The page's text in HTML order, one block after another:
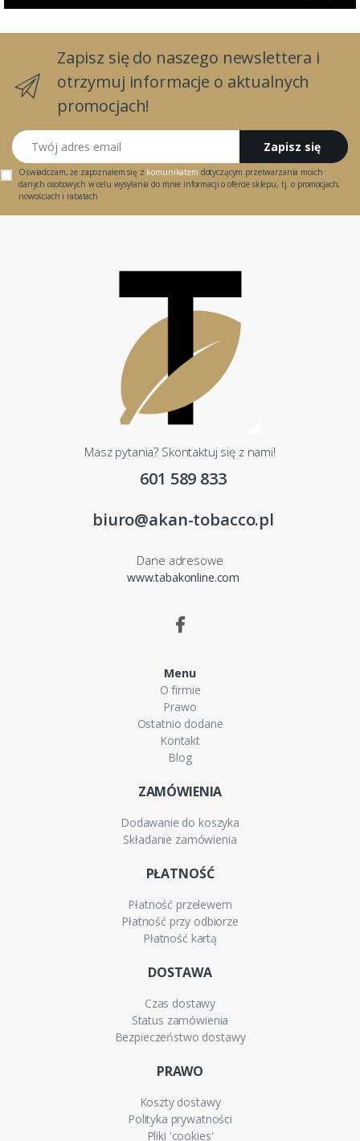
Zapisz się do naszego newslettera i
otrzymuj informacje o aktualnych
promocjach!
Twój adres email
Zapisz się
Oświadczam, że zapoznałem się z komunikatem dotyczącym przetwarzania moich
danych osobowych w celu wysyłania do mnie informacji o ofercie sklepu, tj. o promocjach,
nowościach i rabatach
Masz pytania? Skontaktuj się z nami!
601 589 833
biuro@akan-tobacco.pl
Dane adresowe
www.tabakonline.com
Menu
O firmie
Prawo
Ostatnio dodane
Kontakt
Blog
ZAMÓWIENIA
Dodawanie do koszyka
Składanie zamówienia
PŁATNOŚĆ
Płatność przelewem
Płatność przy odbiorze
Płatność kartą
DOSTAWA
Czas dostawy
Status zamówienia
Bezpieczeństwo dostawy
PRAWO
Koszty dostawy
Polityka prywatności
Pliki 'cookies'